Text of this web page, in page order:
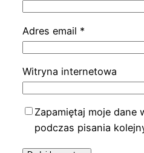
Adres email *
Witryna internetowa
Zapamiętaj moje dane
podczas pisania